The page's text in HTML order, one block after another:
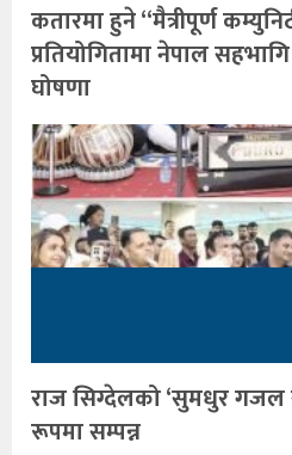
कतारमा हुने “मैत्रीपूर्ण
प्रतियोगितामा नेपाल
घोषणा
राज सिग्देलको ‘सुमधुर गजल
रूपमा सम्पन्न